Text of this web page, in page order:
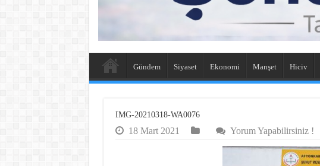
Gündem Siyaset Ekonomi Manşet Hiciv
IMG-20210318-WA0076
18 Mart 2021 Yorum Yapabilirsiniz !